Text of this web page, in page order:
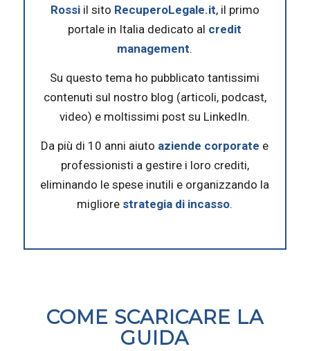
Rossiil sito RecuperoLegale.it, il primo
portale in Italia dedicato al credit
management.
Su questo tema ho pubblicato tantissimi
contenuti sul nostro blog (articoli, podcast,
video) e moltissimi post su LinkedIn.
Da più di 10 anni aiuto aziende corporate e
professionisti a gestire i loro crediti,
eliminando le spese inutili e organizzando la
migliore strategia di incasso.
COME SCARICARE LA
GUIDA